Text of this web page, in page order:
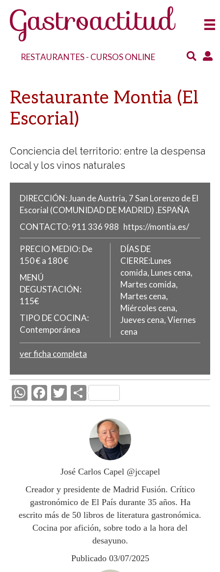
RESTAURANTES- CURSOS ONLINE
Restaurante Montia (El
Escorial)
Conciencia del territorio: entre la despensa
local y los vinos naturales
DIRECCIÓN: Juan de Austria, 7San Lorenzo de El
Escorial (COMUNIDAD DE MADRID) .ESPAÑA
CONTACTO: 911 336 988 https://montia.es/
PRECIO MEDIO: De
150 € a 180 €
MENÚ
DEGUSTACIÓN:
115€
TIPO DE COCINA:
Contemporánea
DÍAS DE
CIERRE:Lunes
comida, Lunes cena,
Martes comida,
Martes cena,
Miércoles cena,
Jueves cena, Viernes
cena
ver ficha completa
W
h
p
F
ac
k
T
w
C
o
m
p
ar
ti
r
José Carlos Capel @jccapel
Creador y presidente de Madrid Fusión. Crítico
gastronómico de El País durante 35 años. Ha
escrito más de 50 libros de literatura gastronómica.
Cocina por afición, sobre todo a la hora del
desayuno.
Publicado 03/07/2025